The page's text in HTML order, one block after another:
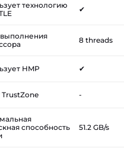
технологию
✔
8 threads
HMP ✔
-
способность
51.2 GB/s